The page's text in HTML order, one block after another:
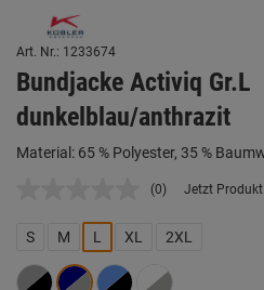
Art. Nr.: 1233674
Bundjacke Activiq Gr.L
dunkelblau/anthrazit
Material: 65 % Polyester, 35 %
Kein
Link
auf
Seite.
(0) Jetzt Produkt
S M L XL 2XL